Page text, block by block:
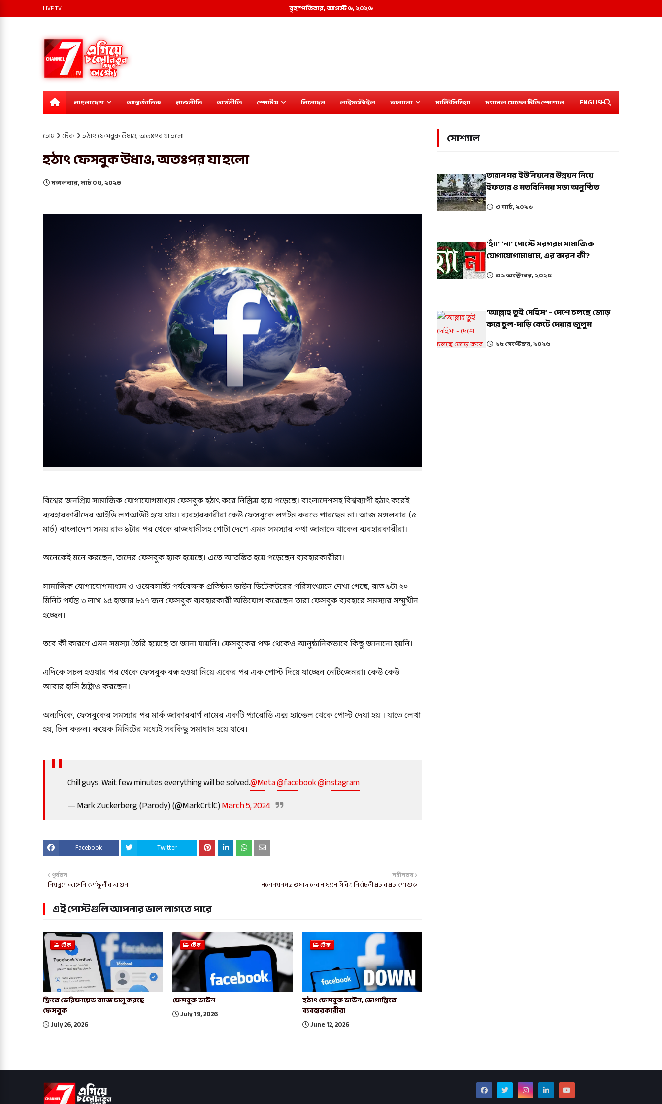
বৃহস্পতিবার, আগস্ট ৬, ২০২৬
LIVE TV
বাংলাদেশ আন্তর্জাতিক রাজনীতি অর্থনীতি স্পোর্টস বিনোদন লাইফস্টাইল অন্যান্য মাল্টিমিডিয়া চ্যানেল সেভেন টিভি স্পেশাল ENGLISH
হোম টেক হঠাৎ ফেসবুক উধাও, অতঃপর যা হলো
হঠাৎ ফেসবুক উধাও, অতঃপর যা হলো
মঙ্গলবার, মার্চ ০৫, ২০২৪
বিশ্বের জনপ্রিয় সামাজিক যোগাযোগমাধ্যম ফেসবুক হঠাৎ করে নিস্ক্রিয় হয়ে পড়েছে। বাংলাদেশসহ বিশ্বব্যাপী হঠাৎ করেই
ব্যবহারকারীদের আইডি লগআউট হয়ে যায়। ব্যবহারকারীরা কেউ ফেসবুকে লগইন করতে পারছেন না। আজ মঙ্গলবার (৫
মার্চ) বাংলাদেশ সময় রাত ৯টার পর থেকে রাজধানীসহ গোটা দেশে এমন সমস্যার কথা জানাতে থাকেন ব্যবহারকারীরা।
অনেকেই মনে করছেন, তাদের ফেসবুক হ্যাক হয়েছে। এতে আতঙ্কিত হয়ে পড়েছেন ব্যবহারকারীরা।
সামাজিক যোগাযোগমাধ্যম ও ওয়েবসাইট পর্যবেক্ষক প্রতিষ্ঠান ডাউন ডিটেকটরের পরিসংখ্যানে দেখা গেছে, রাত ৯টা ২০
মিনিট পর্যন্ত ৩ লাখ ১৫ হাজার ৮১৭ জন ফেসবুক ব্যবহারকারী অভিযোগ করেছেন তারা ফেসবুক ব্যবহারে সমস্যার সম্মুখীন
হচ্ছেন।
তবে কী কারণে এমন সমস্যা তৈরি হয়েছে তা জানা যায়নি। ফেসবুকের পক্ষ থেকেও আনুষ্ঠানিকভাবে কিছু জানানো হয়নি।
এদিকে সচল হওয়ার পর থেকে ফেসবুক বন্ধ হওয়া নিয়ে একের পর এক পোস্ট দিয়ে যাচ্ছেন নেটিজেনরা। কেউ কেউ
আবার হাসি ঠাট্টাও করছেন।
অন্যদিকে, ফেসবুকের সমস্যার পর মার্ক জাকারবার্গ নামের একটি প্যারোডি এক্স হ্যান্ডেল থেকে পোস্ট দেয়া হয় । যাতে লেখা
হয়, চিল করুন। কয়েক মিনিটের মধ্যেই সবকিছু সমাধান হয়ে যাবে।
Chill guys. Wait few minutes everything will be solved.@Meta@facebook@instagram
— Mark Zuckerberg (Parody) (@MarkCrtlC)March 5, 2024
Facebook Twitter
নবীনতর
মনোনয়নপত্র জমাদানের মাধ্যমে সিবিএ নির্বাচনী প্রচার প্রচারণা শুরু
পূর্বতন
নিয়ন্ত্রণে আসেনি কর্ণফুলীর আগুন
এই পোস্টগুলি আপনার ভাল লাগতে পারে
টেক
ফ্রিতে ভেরিফায়েড ব্যাজ চালু করছে
ফেসবুক
July 26, 2026
টেক
ফেসবুক ডাউন
July 19, 2026
টেক
হঠাৎ ফেসবুক ডাউন, ভোগান্তিতে
ব্যবহারকারীরা
June 12, 2026
সোশ্যাল
তারানগর ইউনিয়নের উন্নয়ন নিয়ে
ইফতার ও মতবিনিময় সভা অনুষ্ঠিত
৩ মার্চ, ২০২৬
‘হ্যাঁ’ ‘না’ পোস্টে সরগরম সামাজিক
যোগাযোগামাধ্যম, এর কারন কী?
৩১ অক্টোবর, ২০২৫
‘আল্লাহ তুই দেহিস’ - দেশে চলছে জোড়
করে চুল-দাড়ি কেটে দেয়ার জুলুম
২৫ সেপ্টেম্বর, ২০২৫